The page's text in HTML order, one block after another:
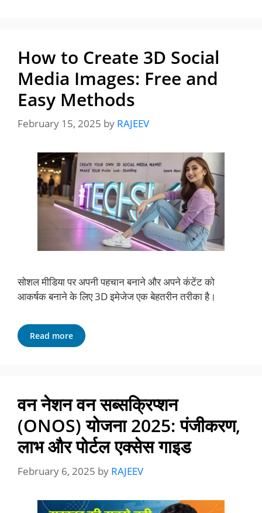
How to Create 3D Social
Media Images: Free and
Easy Methods
February 15, 2025 by RAJEEV
सोशल मीडिया पर अपनी पहचान बनाने और अपने कंटेंट को
आकर्षक बनाने के लिए 3D इमेजेज एक बेहतरीन तरीका है।
Read more
वन नेशन वन सब्सक्रिप्शन
(ONOS) योजना 2025: पंजीकरण,
लाभ और पोर्टल एक्सेस गाइड
February 6, 2025 by RAJEEV